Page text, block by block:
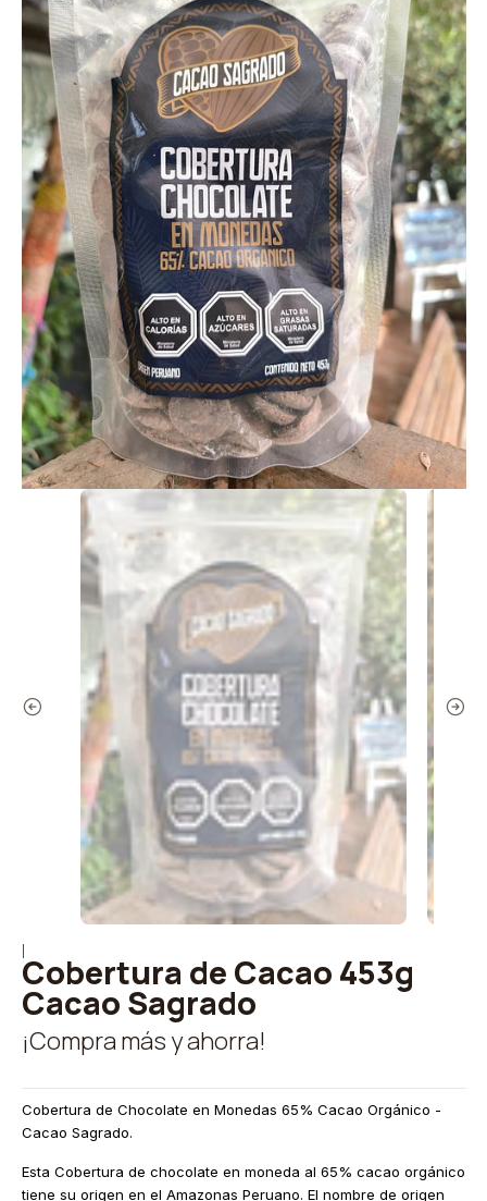
Cobertura de Cacao 453g
Cacao Sagrado
¡Compra más y ahorra!
Cobertura de Chocolate en Monedas 65% Cacao Orgánico -
Cacao Sagrado.
Esta Cobertura de chocolate en moneda al 65% cacao orgánico
tiene su origen en el Amazonas Peruano. El nombre de origen